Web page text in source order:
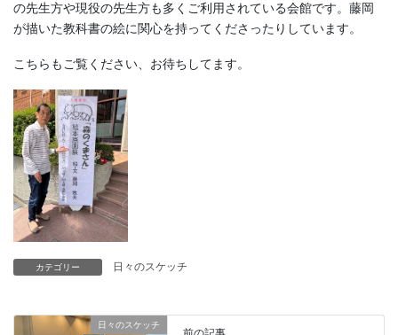
の先生方や現役の先生方も多くご利用されている会館です。藤岡
が描いた教科書の絵に関心を持ってくださったりしています。
こちらもご覧ください、お待ちしてます。
カテゴリー 日々のスケッチ
日々のスケッチ